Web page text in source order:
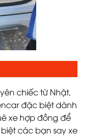
chiếc từ Nhật,
đặc biệt dành
xe hợp đồng để
các bạn say xe